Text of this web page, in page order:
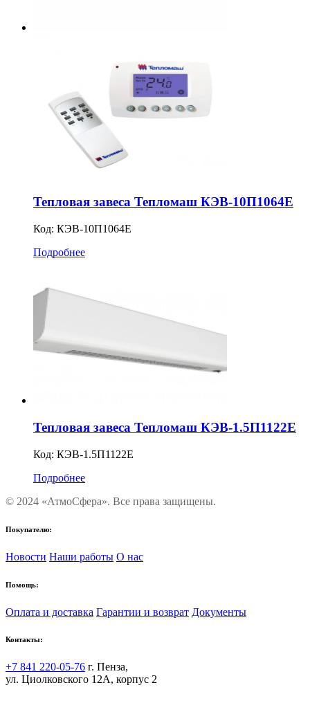
Тепловая завеса Тепломаш КЭВ-10П1064Е
Код: КЭВ-10П1064Е
Подробнее
Тепловая завеса Тепломаш КЭВ-1.5П1122Е
Код: КЭВ-1.5П1122Е
Подробнее
© 2024 «АтмоСфера». Все права защищены.
Покупателю:
Новости Наши работы О нас
Помощь:
Оплата и доставка Гарантии и возврат Документы
Контакты:
+7 841 220-05-76 г. Пенза,
ул. Циолковского 12А, корпус 2